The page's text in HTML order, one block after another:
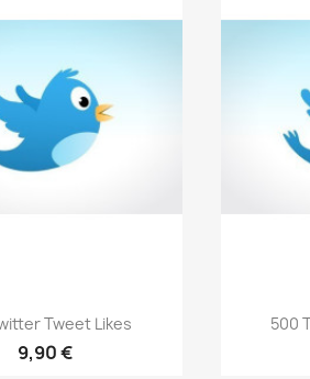
Vis her
Tweet Likes
9,90 €
500